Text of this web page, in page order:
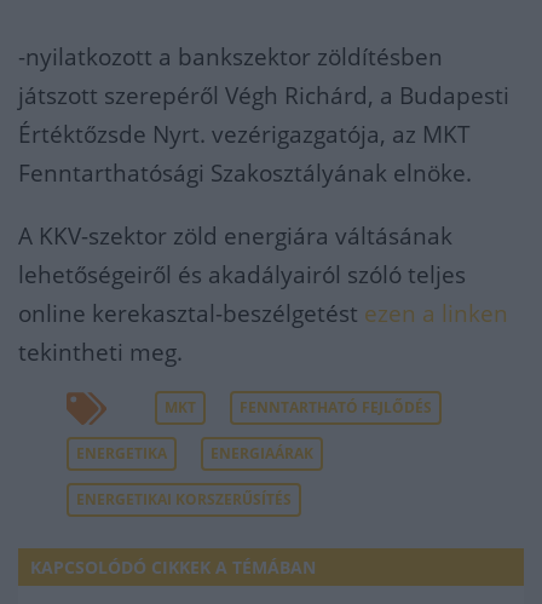
-nyilatkozott a bankszektor zöldítésben
játszott szerepéről Végh Richárd, a Budapesti
Értéktőzsde Nyrt. vezérigazgatója, az MKT
Fenntarthatósági Szakosztályának elnöke.
A KKV-szektor zöld energiára váltásának
lehetőségeiről és akadályairól szóló teljes
online kerekasztal-beszélgetést ezen a linken
tekintheti meg.
MKT FENNTARTHATÓ FEJLŐDÉS
ENERGETIKA ENERGIAÁRAK
ENERGETIKAI KORSZERŰSÍTÉS
KAPCSOLÓDÓ CIKKEK A TÉMÁBAN